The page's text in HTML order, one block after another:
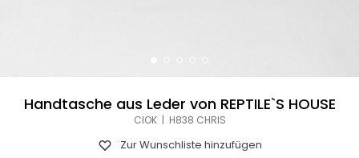
Handtasche aus Leder von REPTILE`S HOUSE
CIOK | H838 CHRIS
Zur Wunschliste hinzufügen